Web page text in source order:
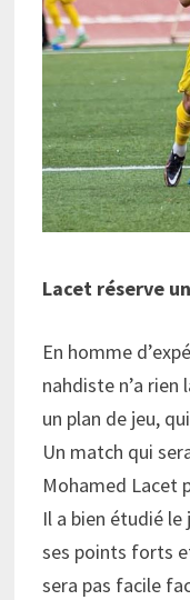
Lacet réserve
En homme
nahdiste n’a
un plan de jeu,
Un match qui
Mohamed Lacet
Il a bien étudié le
ses points forts
sera pas facile